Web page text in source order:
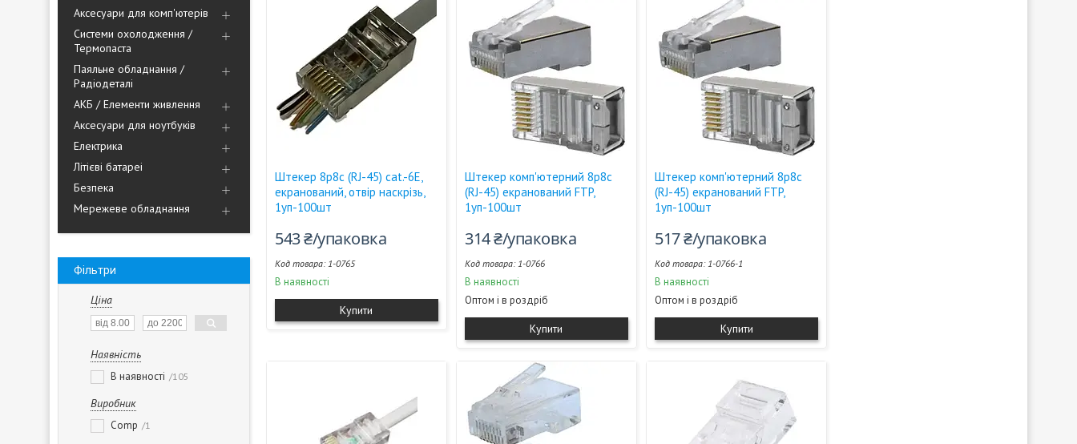
Аксесуари для комп'ютерів
Системи охолодження /
Термопаста
Паяльне обладнання /
Радіодеталі
АКБ / Елементи живлення
Аксесуари для ноутбуків
Електрика
Літієві батареі
Безпека
Мережеве обладнання
Фільтри
Ціна
Наявність
В наявності 105
Виробник
Comp 1
Штекер 8р8с (RJ-45) cat.-6E,
екранований, отвір наскрізь,
1уп-100шт
543 ₴/упаковка
1-0765
В наявності
Купити
Штекер комп'ютерний 8р8с
(RJ-45) екранований FTP,
1уп-100шт
314 ₴/упаковка
1-0766
В наявності
Оптом і в роздріб
Купити
Штекер комп'ютерний 8р8с
(RJ-45) екранований FTP,
1уп-100шт
517 ₴/упаковка
1-0766-1
В наявності
Оптом і в роздріб
Купити